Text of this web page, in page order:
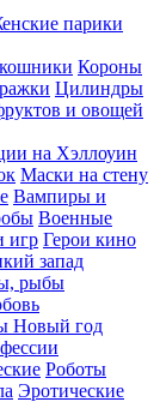
парики
Короны
Цилиндры
и овощей
на Хэллоуин
Маски на стену
Вампиры и
Военные
игр Герои кино
запад
рыбы
Новый год
Роботы
Эротические